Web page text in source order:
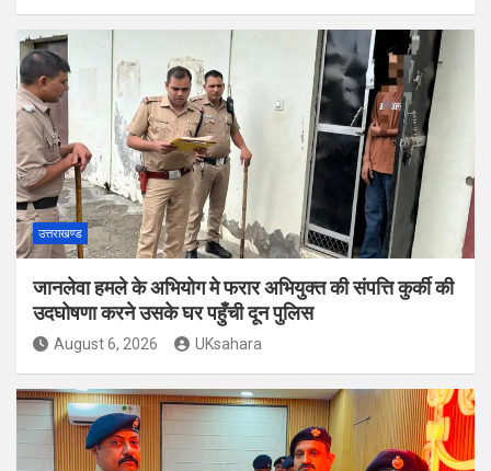
उत्तराखण्ड
जानलेवा हमले के अभियोग मे फरार अभियुक्त की संपत्ति कुर्की की
उदघोषणा करने उसके घर पहुँची दून पुलिस
August 6, 2026 UKsahara